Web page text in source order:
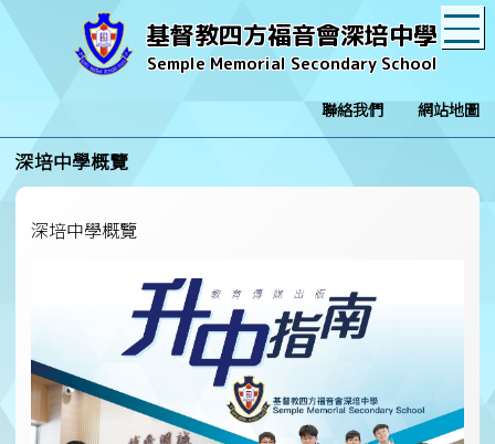
基督教四方福音會深培中學
Semple Memorial Secondary School
聯絡我們 網站地圖
深培中學概覽
深培中學概覽